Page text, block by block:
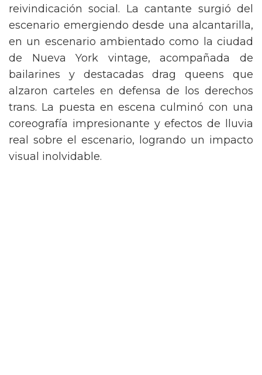
reivindicación social. La cantante surgió del
escenario emergiendo desde una alcantarilla,
en un escenario ambientado como la ciudad
de Nueva York vintage, acompañada de
bailarines y destacadas drag queens que
alzaron carteles en defensa de los derechos
trans. La puesta en escena culminó con una
coreografía impresionante y efectos de lluvia
real sobre el escenario, logrando un impacto
visual inolvidable.